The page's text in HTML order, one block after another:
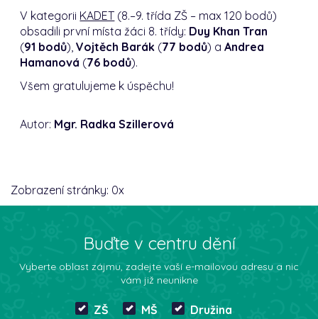
V kategorii KADET (8.–9. třída ZŠ – max 120 bodů)
obsadili první místa žáci 8. třídy: Duy Khan Tran
(91 bodů),Vojtěch Barák (77 bodů) aAndrea
Hamanová (76 bodů).
Všem gratulujeme k úspěchu!
Autor: Mgr. Radka Szillerová
Zobrazení stránky: 0x
Buďte v centru dění
Vyberte oblast zájmu, zadejte vaší e-mailovou adresu a nic
vám již neunikne
ZŠ MŠ Družina